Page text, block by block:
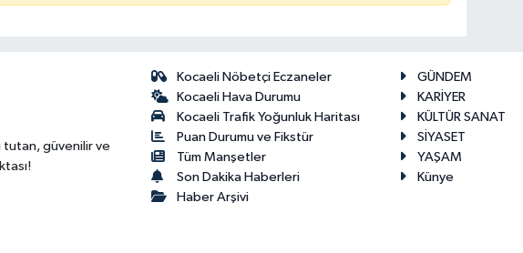
tutan, güvenilir ve
Kocaeli Nöbetçi Eczaneler
Kocaeli Hava Durumu
Kocaeli Trafik Yoğunluk Haritası
Puan Durumu ve Fikstür
Tüm Manşetler
Son Dakika Haberleri
Haber Arşivi
GÜNDEM
KARİYER
KÜLTÜR SANAT
SİYASET
YAŞAM
Künye